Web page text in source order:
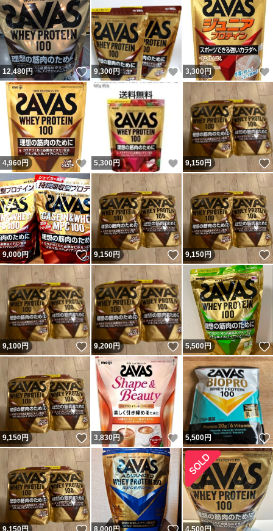
12,480円 いいね！
9,300円 いいね！
3,300円
4,960円 いいね！
5,300円 いいね！
9,150円
9,000円 いいね！
9,150円 いいね！
9,150円
9,100円 いいね！
9,200円 いいね！
5,500円
9,150円 いいね！
3,830円 いいね！
5,500円